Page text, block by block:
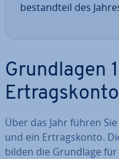
be­stand­teil des
Grund­la­gen
Er­trags­kon­to
Über das Jahr führen
und ein Er­trags­kon­to.
bilden die Grundlage